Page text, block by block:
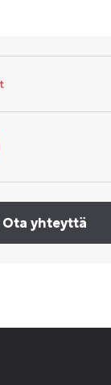
Ota yhteyttä